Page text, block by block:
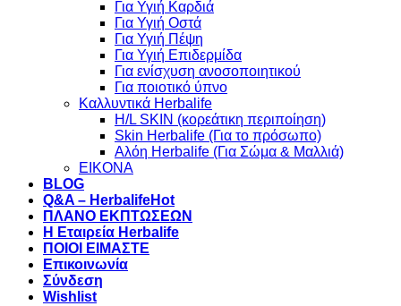
Για Υγιή Καρδιά
Για Υγιή Οστά
Για Υγιή Πέψη
Για Υγιή Επιδερμίδα
Για ενίσχυση ανοσοποιητικού
Για ποιοτικό ύπνο
Καλλυντικά Herbalife
H/L SKIN (κορεάτικη περιποίηση)
Skin Herbalife (Για το πρόσωπο)
Αλόη Ηerbalife (Για Σώμα & Μαλλιά)
ΕΙΚΟΝΑ
BLOG
Q&A – Herbalife
ΠΛΑΝΟ ΕΚΠΤΩΣΕΩΝ
Η Εταιρεία Herbalife
ΠΟΙΟΙ ΕΙΜΑΣΤΕ
Επικοινωνία
Σύνδεση
Wishlist